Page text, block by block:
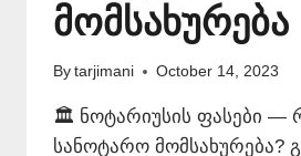
მომსახურება
By tarjimani October 14, 2023
🏛️ ნოტარიუსის ფასები —
სანოტარო მომსახურება?